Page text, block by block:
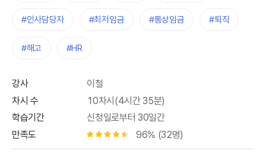
#인사담당자 #최저임금 #통상임금 #퇴직
#해고 #HR
강사
이철
차시 수
10차시(4시간 35분)
학습기간
신청일로부터 30일간
만족도
별점 4.5개 96% (32명)